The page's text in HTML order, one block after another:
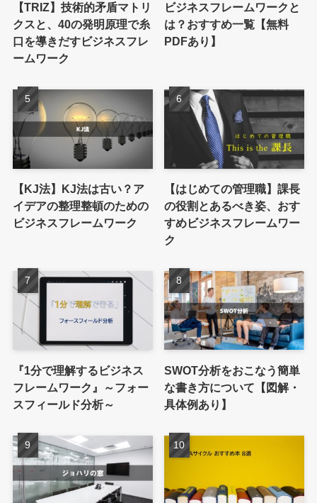
【TRIZ】技術的矛盾マトリ
クスと、40の発明原理で糸
口を導きだすビジネスフレ
ームワーク
ビジネスフレームワークと
は？おすすめ一覧【無料
PDFあり】
【KJ法】KJ法は古い？ア
イデアの整理整頓のための
ビジネスフレームワーク
【はじめての管理職】課長
の役割とあるべき姿、おす
すめビジネスフレームワー
ク
『1分で理解するビジネス
フレームワーク』～フォー
スフィールド分析～
SWOT分析をおこなう簡単
な書き方について【図解・
具体例あり】